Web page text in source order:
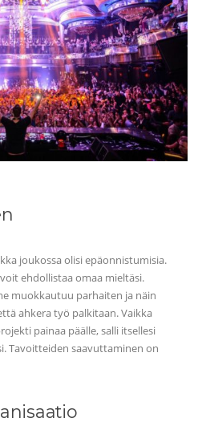
joukossa olisi epäonnistumisia.
ehdollistaa omaa mieltäsi.
muokkautuu parhaiten ja näin
ahkera työ palkitaan. Vaikka
painaa päälle, salli itsellesi
Tavoitteiden saavuttaminen on